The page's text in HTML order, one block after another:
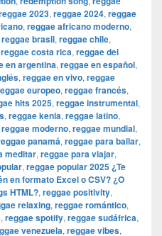
2023, reggae 2024, reggae
, reggae africano moderno,
reggae brasil, reggae chile,
reggae costa rica, reggae del
en argentina, reggae en español,
, reggae en vivo, reggae
europeo, reggae francés,
hits 2025, reggae instrumental,
, reggae kenia, reggae latino,
reggae moderno, reggae mundial,
panamá, reggae para bailar,
meditar, reggae para viajar,
, reggae popular 2025 ¿Te
en formato Excel o CSV? ¿O
HTML?, reggae positivity,
relaxing, reggae romántico,
, reggae spotify, reggae sudáfrica,
venezuela, reggae vibes,